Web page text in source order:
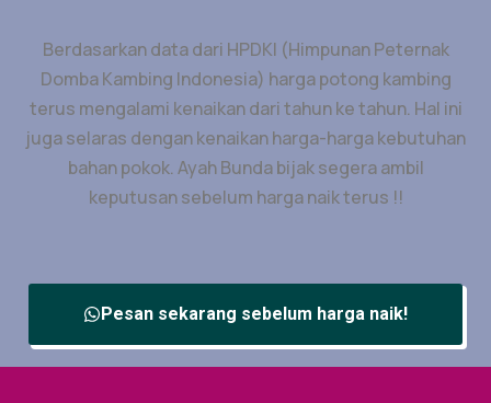
Berdasarkan data dari HPDKI (Himpunan Peternak
Domba Kambing Indonesia) harga potong kambing
terus mengalami kenaikan dari tahun ke tahun. Hal ini
juga selaras dengan kenaikan harga-harga kebutuhan
bahan pokok. Ayah Bunda bijak segera ambil
keputusan sebelum harga naik terus !!
Pesan sekarang sebelum harga naik!